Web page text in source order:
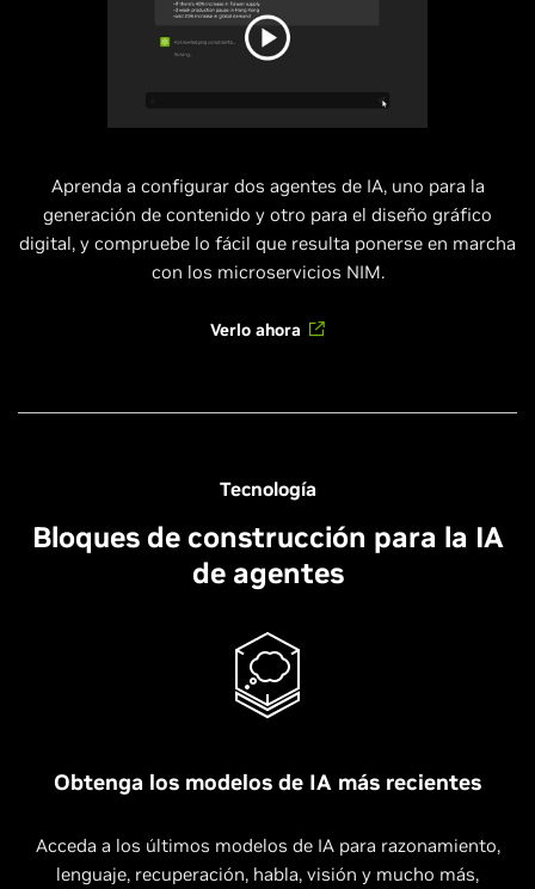
Aprenda a configurar dos agentes de IA, uno para la
generación de contenido y otro para el diseño gráfico
digital, y compruebe lo fácil que resulta ponerse en marcha
con los microservicios NIM.
Verlo ahora
Tecnología
Bloques de construcción para la IA
de agentes
Obtenga los modelos de IA más recientes
Acceda a los últimos modelos de IA para razonamiento,
lenguaje, recuperación, habla, visión y mucho más,